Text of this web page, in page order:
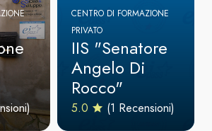
CENTRO DI FORMAZIONE
PRIVATO
IIS "Senatore
Angelo Di
Rocco"
5.0 (1 Recensioni)